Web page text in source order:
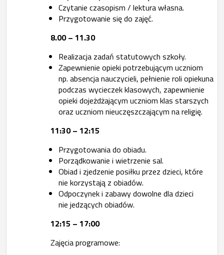
Czytanie czasopism / lektura własna.
Przygotowanie się do zajęć.
8.00 – 11.30
Realizacja zadań statutowych szkoły.
Zapewnienie opieki potrzebującym uczniom
np. absencja nauczycieli, pełnienie roli opiekuna
podczas wycieczek klasowych, zapewnienie
opieki dojeżdżającym uczniom klas starszych
oraz uczniom nieuczęszczającym na religię.
11:30 – 12:15
Przygotowania do obiadu.
Porządkowanie i wietrzenie sal.
Obiad i zjedzenie posiłku przez dzieci, które
nie korzystają z obiadów.
Odpoczynek i zabawy dowolne dla dzieci
nie jedzących obiadów.
12:15 – 17:00
Zajęcia programowe: